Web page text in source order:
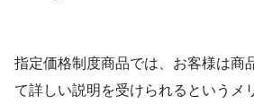
指定価格制度商品では、お客様は商
て詳しい説明を受けられるというメ